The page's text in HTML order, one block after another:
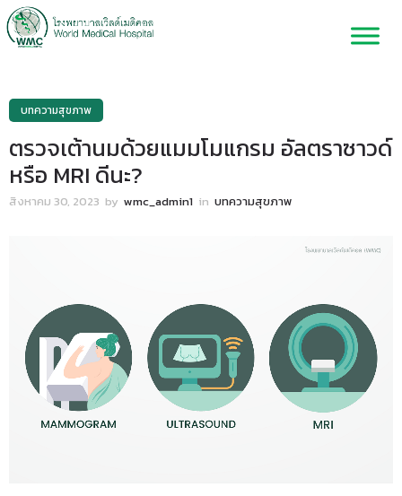
บทความสุขภาพ
ตรวจเต้านมด้วยแมมโมแกรม อัลตราซาวด์
หรือ MRI ดีนะ?
สิงหาคม 30, 2023 by wmc_admin1 in บทความสุขภาพ